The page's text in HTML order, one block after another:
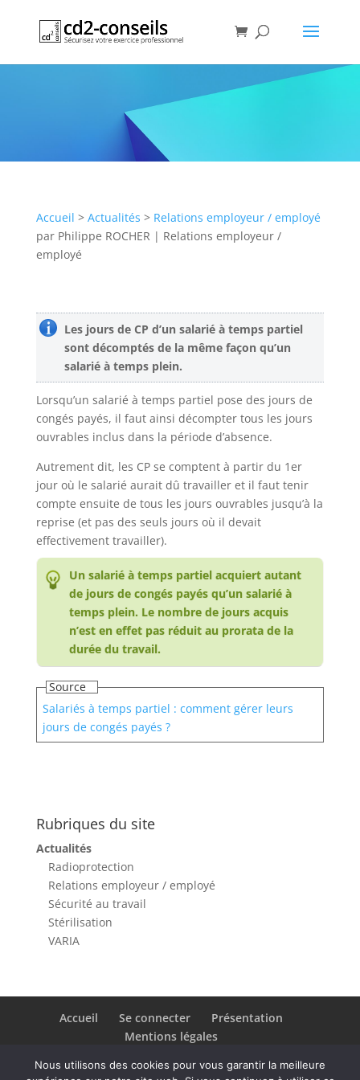
Salariés à temps partiel :
comment gérer leurs jours de
congés payés ?
Accueil > Actualités > Relations employeur / employé
par Philippe ROCHER | Relations employeur /
employé
Les jours de CP d’un salarié à temps partiel
sont décomptés de la même façon qu’un
salarié à temps plein.​
Lorsqu’un salarié à temps partiel pose des jours de
congés payés, il faut ainsi décompter tous les jours
ouvrables inclus dans la période d’absence.
Autrement dit, les CP se comptent à partir du 1er
jour où le salarié aurait dû travailler et il faut tenir
compte ensuite de tous les jours ouvrables jusqu’à la
reprise (et pas des seuls jours où il devait
effectivement travailler).
Un salarié à temps partiel acquiert autant
de jours de congés payés qu’un salarié à
temps plein. Le nombre de jours acquis
n’est en effet pas réduit au prorata de la
durée du travail.​
Source
Salariés à temps partiel : comment gérer leurs
jours de congés payés ?​
Rubriques du site
Actualités
Radioprotection
Relations employeur / employé
Sécurité au travail
Stérilisation
VARIA
Accueil Se connecter
Présentation
Mentions légales
Nous utilisons des cookies pour vous garantir la meilleure